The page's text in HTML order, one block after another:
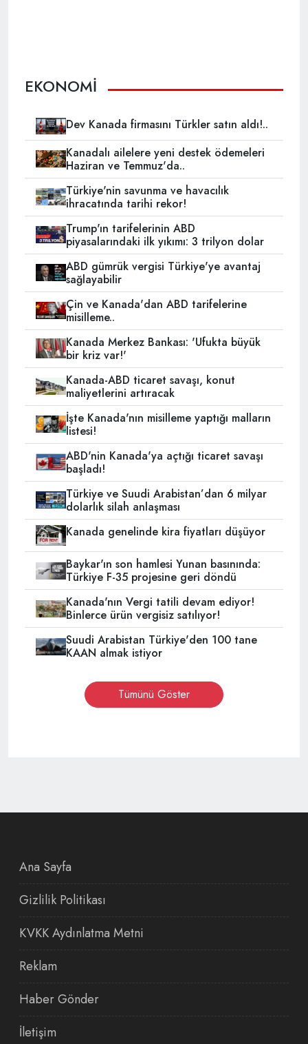
EKONOMİ
Dev Kanada firmasını Türkler satın aldı!..
Kanadalı ailelere yeni destek ödemeleri
Haziran ve Temmuz'da..
Türkiye'nin savunma ve havacılık
ihracatında tarihi rekor!
Trump'ın tarifelerinin ABD
piyasalarındaki ilk yıkımı: 3 trilyon dolar
ABD gümrük vergisi Türkiye'ye avantaj
sağlayabilir
Çin ve Kanada'dan ABD tarifelerine
misilleme..
Kanada Merkez Bankası: 'Ufukta büyük
bir kriz var!'
Kanada-ABD ticaret savaşı, konut
maliyetlerini artıracak
İşte Kanada'nın misilleme yaptığı malların
listesi!
ABD'nin Kanada'ya açtığı ticaret savaşı
başladı!
Türkiye ve Suudi Arabistan’dan 6 milyar
dolarlık silah anlaşması
Kanada genelinde kira fiyatları düşüyor
Baykar'ın son hamlesi Yunan basınında:
Türkiye F-35 projesine geri döndü
Kanada'nın Vergi tatili devam ediyor!
Binlerce ürün vergisiz satılıyor!
Suudi Arabistan Türkiye'den 100 tane
KAAN almak istiyor
Tümünü Göster
Ana Sayfa
Gizlilik Politikası
KVKK Aydınlatma Metni
Reklam
Haber Gönder
İletişim